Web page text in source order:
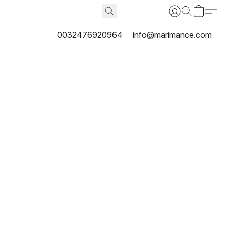
0032476920964 info@marimance.com